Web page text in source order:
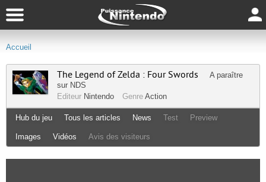
Accueil
The Legend of Zelda : Four Swords
A paraître
sur NDS
Editeur Nintendo Genre Action
Hub du jeu Tous les articles News Test Preview
Images Vidéos Avis des visiteurs